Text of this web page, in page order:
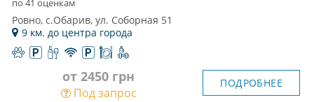
по 41 оценкам
Ровно, с.Обарив, ул. Соборная 51
9 км. до центра города
от 2450 грн
Под запрос
ПОДРОБНЕЕ